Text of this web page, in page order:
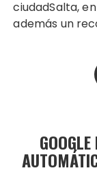
ciudadSalta,
además un